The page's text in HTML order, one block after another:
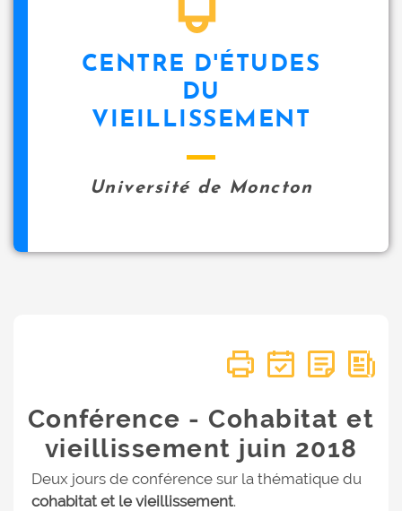
CENTRE D'ÉTUDES
DU
VIEILLISSEMENT
Université de Moncton
Conférence - Cohabitat et
vieillissement juin 2018
Deux jours de conférence sur la thématique du
cohabitat et le vieillissement.